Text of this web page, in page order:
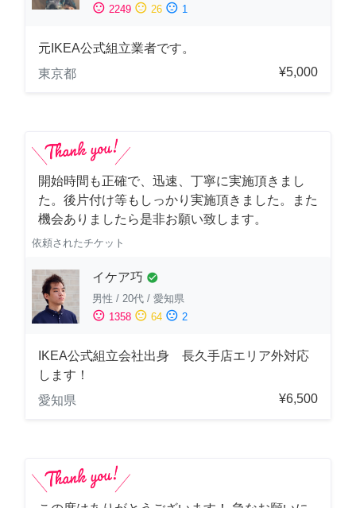
sentiment_satisfied 2249 sentiment_neutral 26 sentiment_dissatisfied 1
元IKEA公式組立業者です。
東京都
¥5,000
開始時間も正確で、迅速、丁寧に実施頂きまし
た。後片付け等もしっかり実施頂きました。また
機会ありましたら是非お願い致します。
依頼されたチケット
イケア巧 check_circle
男性 / 20代 / 愛知県
sentiment_satisfied 1358 sentiment_neutral 64 sentiment_dissatisfied 2
IKEA公式組立会社出身 長久手店エリア外対応
します！
愛知県
¥6,500